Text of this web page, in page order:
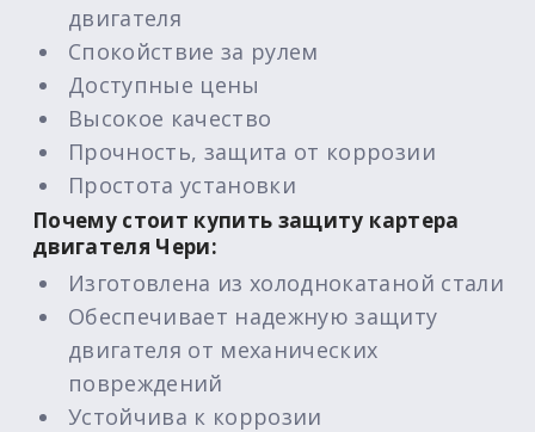
двигателя
Спокойствие за рулем
Доступные цены
Высокое качество
Прочность, защита от коррозии
Простота установки
Почему стоит купить защиту картера
двигателя Чери:
Изготовлена из холоднокатаной стали
Обеспечивает надежную защиту
двигателя от механических
повреждений
Устойчива к коррозии